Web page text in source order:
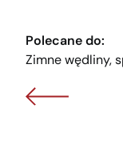
Polecane do:
Zimne wędliny,